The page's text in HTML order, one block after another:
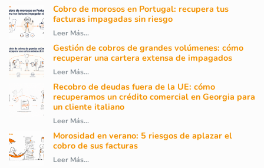
Cobro de morosos en Portugal: recupera tus
facturas impagadas sin riesgo
Leer Más...
Gestión de cobros de grandes volúmenes: cómo
recuperar una cartera extensa de impagados
Leer Más...
Recobro de deudas fuera de la UE: cómo
recuperamos un crédito comercial en Georgia para
un cliente italiano
Leer Más...
Morosidad en verano: 5 riesgos de aplazar el
cobro de sus facturas
Leer Más...